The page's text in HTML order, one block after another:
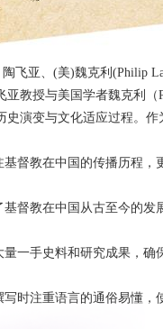
陶飞亚、(美)魏克利(Philip
教授与美国学者魏克利
演变与文化适应过程。
督教在中国的传播历程
督教在中国从古至今的
一手史料和研究成果，
时注重语言的通俗易懂